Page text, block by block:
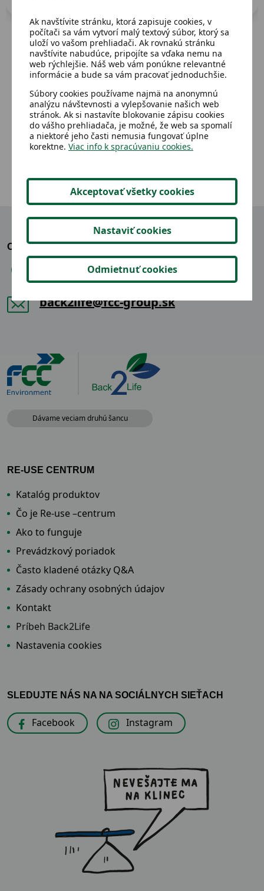
Dostupný
Kovová vázička,12cm India
Detail 2,05 €
OZVITE SA NÁM
+421 904 865 914
back2life@fcc-group.sk
Dávame veciam druhú šancu
RE-USE CENTRUM
Katalóg produktov
Čo je Re-use –centrum
Ako to funguje
Prevádzkový poriadok
Často kladené otázky Q&A
Zásady ochrany osobných údajov
Kontakt
Príbeh Back2Life
Nastavenia cookies
SLEDUJTE NÁS NA NA SOCIÁLNYCH SIEŤACH
Facebook Instagram
Ak navštívite stránku, ktorá zapisuje cookies, v
počítači sa vám vytvorí malý textový súbor, ktorý sa
uloží vo vašom prehliadači. Ak rovnakú stránku
navštívite nabudúce, pripojíte sa vďaka nemu na
web rýchlejšie. Náš web vám ponúkne relevantné
informácie a bude sa vám pracovať jednoduchšie.
Súbory cookies používame najmä na anonymnú
analýzu návštevnosti a vylepšovanie našich web
stránok. Ak si nastavíte blokovanie zápisu cookies
do vášho prehliadača, je možné, že web sa spomalí
a niektoré jeho časti nemusia fungovať úplne
korektne. Viac info k spracúvaniu cookies.
Akceptovať všetky cookies
Nastaviť cookies
Odmietnuť cookies